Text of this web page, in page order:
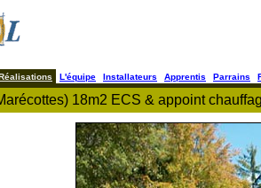
L'équipe Installateurs Apprentis Parrains
18m2 ECS & appoint